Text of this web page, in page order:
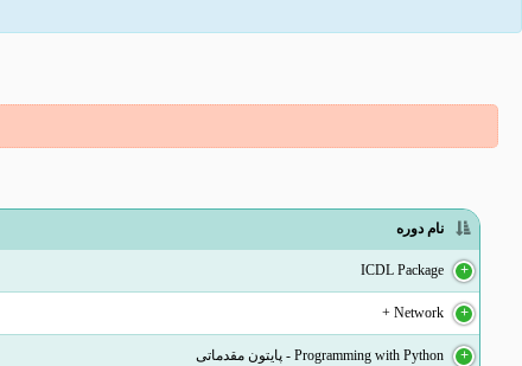
نام دوره
ICDL Package
Network +
Programming with Python - پایتون مقدماتی